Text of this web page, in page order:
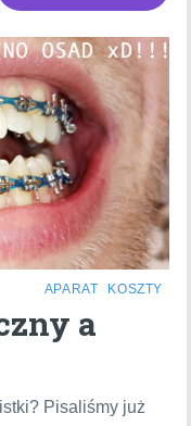
APARAT KOSZTY
a
Pisaliśmy już